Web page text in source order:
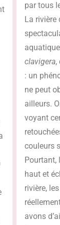
par tous
La
clavigera,
: un
ne peut
ailleurs.
voyant
couleurs
Pourtant,
haut et
rivière,
avons